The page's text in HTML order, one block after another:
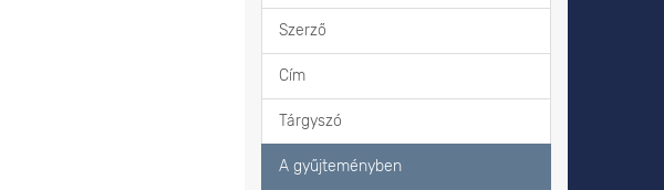
Szerző
Cím
Tárgyszó
A gyűjteményben